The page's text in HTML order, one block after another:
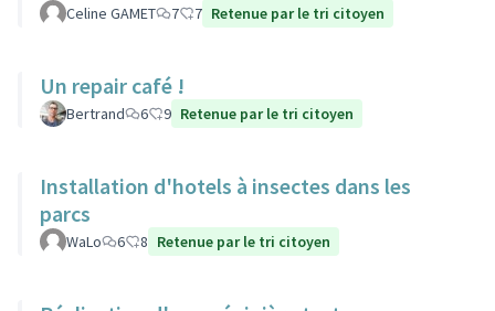
Celine GAMET 7 7 Retenue par le tri citoyen
Un repair café !
Bertrand 6 9 Retenue par le tri citoyen
Installation d'hotels à insectes dans les
parcs
WaLo 6 8 Retenue par le tri citoyen